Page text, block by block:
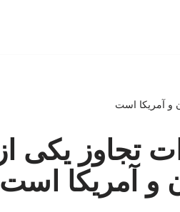
و آمریکا است
تجاوز یکی از
و آمریکا است